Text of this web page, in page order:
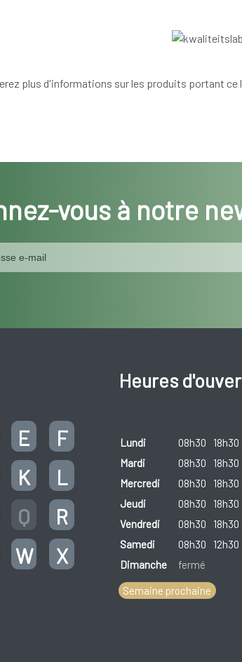
plus d'informations sur les produits portant ce
vous à notre
E
F
K
L
Q
R
W
X
Heures
Lundi 08h30
18h30
Mardi
08h30
18h30
Mercredi
08h30
18h30
Jeudi
08h30
18h30
Vendredi
08h30
18h30
Samedi
08h30
12h30
Dimanche
fermé
Semaine prochaine